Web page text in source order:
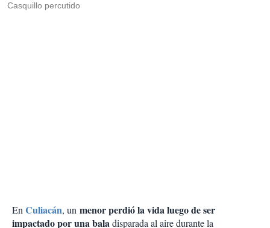
Casquillo percutido
EnCuliacán, un menor perdió la vida luego de ser
impactado por una baladisparada al aire durante la